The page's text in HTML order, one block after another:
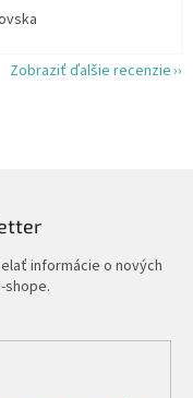
Zobraziť ďalšie recenzie
informácie o nových
shope.